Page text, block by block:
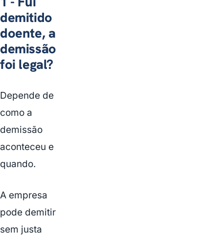
demitido
doente, a
demissão
foi legal?
Depende de
como a
demissão
aconteceu e
quando.
A empresa
pode demitir
sem justa